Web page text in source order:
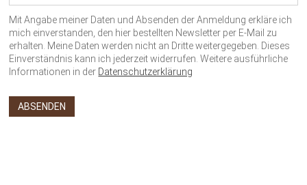
Mit Angabe meiner Daten und Absenden der Anmeldung erkläre ich
mich einverstanden, den hier bestellten Newsletter per E-Mail zu
erhalten. Meine Daten werden nicht an Dritte weitergegeben. Dieses
Einverständnis kann ich jederzeit widerrufen. Weitere ausführliche
Informationen in der Datenschutzerklärung